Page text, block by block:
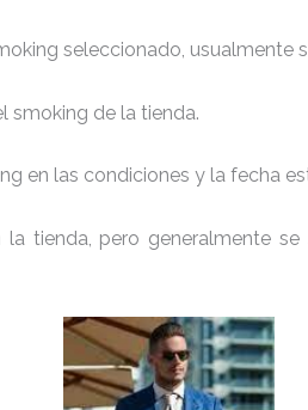
seleccionado, usualmente
smoking de la tienda.
en las condiciones y la fecha
tienda, pero generalmente